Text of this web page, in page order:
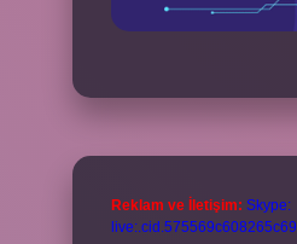
Reklam ve İletişim: Skype:
live:.cid.575569c608265c69